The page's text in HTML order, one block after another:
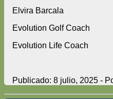
Elvira Barcala
Evolution Golf Coach
Evolution Life Coach
Publicado: 8 julio, 2025 -